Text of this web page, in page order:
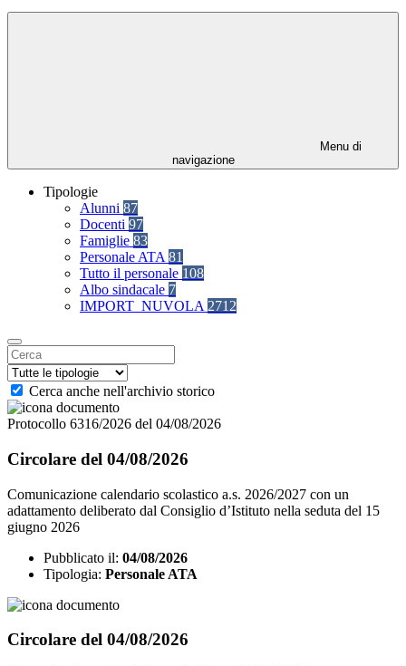
Menu di
navigazione
Tipologie
Alunni 87
Docenti 97
Famiglie 83
Personale ATA 81
Tutto il personale 108
Albo sindacale 7
IMPORT_NUVOLA 2712
Cerca anche nell'archivio storico
Protocollo 6316/2026 del 04/08/2026
Circolare del 04/08/2026
Comunicazione calendario scolastico a.s. 2026/2027 con un
adattamento deliberato dal Consiglio d’Istituto nella seduta del 15
giugno 2026
Pubblicato il: 04/08/2026
Tipologia: Personale ATA
Circolare del 04/08/2026